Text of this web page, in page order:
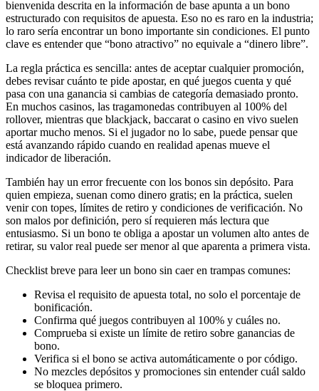
bienvenida descrita en la información de base apunta a un bono
estructurado con requisitos de apuesta. Eso no es raro en la industria;
lo raro sería encontrar un bono importante sin condiciones. El punto
clave es entender que “bono atractivo” no equivale a “dinero libre”.
La regla práctica es sencilla: antes de aceptar cualquier promoción,
debes revisar cuánto te pide apostar, en qué juegos cuenta y qué
pasa con una ganancia si cambias de categoría demasiado pronto.
En muchos casinos, las tragamonedas contribuyen al 100% del
rollover, mientras que blackjack, baccarat o casino en vivo suelen
aportar mucho menos. Si el jugador no lo sabe, puede pensar que
está avanzando rápido cuando en realidad apenas mueve el
indicador de liberación.
También hay un error frecuente con los bonos sin depósito. Para
quien empieza, suenan como dinero gratis; en la práctica, suelen
venir con topes, límites de retiro y condiciones de verificación. No
son malos por definición, pero sí requieren más lectura que
entusiasmo. Si un bono te obliga a apostar un volumen alto antes de
retirar, su valor real puede ser menor al que aparenta a primera vista.
Checklist breve para leer un bono sin caer en trampas comunes:
Revisa el requisito de apuesta total, no solo el porcentaje de
bonificación.
Confirma qué juegos contribuyen al 100% y cuáles no.
Comprueba si existe un límite de retiro sobre ganancias de
bono.
Verifica si el bono se activa automáticamente o por código.
No mezcles depósitos y promociones sin entender cuál saldo
se bloquea primero.